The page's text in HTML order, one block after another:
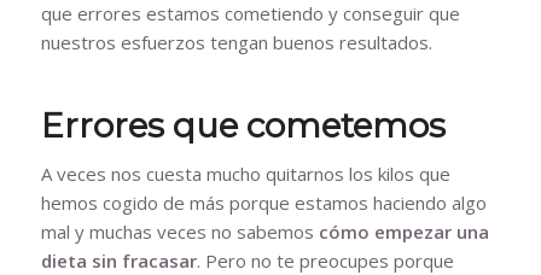
que errores estamos cometiendo y conseguir que
nuestros esfuerzos tengan buenos resultados.
Errores que cometemos
A veces nos cuesta mucho quitarnos los kilos que
hemos cogido de más porque estamos haciendo algo
mal y muchas veces no sabemos cómo empezar una
dieta sin fracasar. Pero no te preocupes porque